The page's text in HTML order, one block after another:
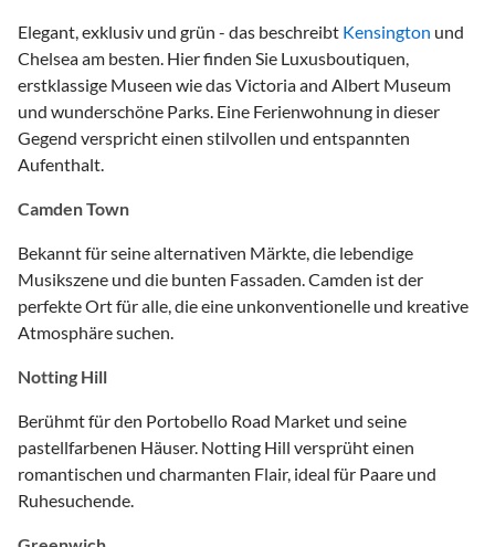
Elegant, exklusiv und grün - das beschreibt Kensington und
Chelsea am besten. Hier finden Sie Luxusboutiquen,
erstklassige Museen wie das Victoria and Albert Museum
und wunderschöne Parks. Eine Ferienwohnung in dieser
Gegend verspricht einen stilvollen und entspannten
Aufenthalt.
Camden Town
Bekannt für seine alternativen Märkte, die lebendige
Musikszene und die bunten Fassaden. Camden ist der
perfekte Ort für alle, die eine unkonventionelle und kreative
Atmosphäre suchen.
Notting Hill
Berühmt für den Portobello Road Market und seine
pastellfarbenen Häuser. Notting Hill versprüht einen
romantischen und charmanten Flair, ideal für Paare und
Ruhesuchende.